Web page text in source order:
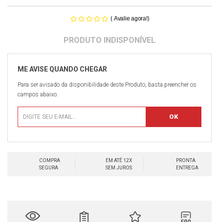
( Avalie agora!)
Para ser avisado da disponibilidade deste Produto, basta preencher os
campos abaixo.
COMPRA
SEGURA
EM ATÉ 12X
SEM JUROS
PRONTA
ENTREGA